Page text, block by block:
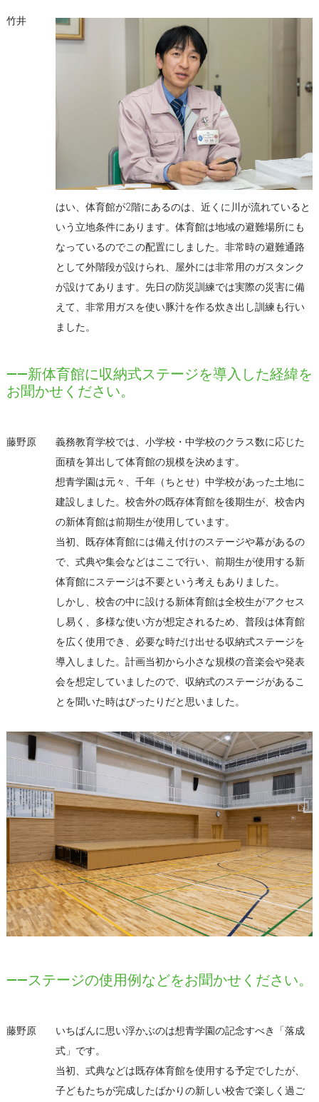
竹井
はい、体育館が2階にあるのは、近くに川が流れていると
いう立地条件にあります。体育館は地域の避難場所にも
なっているのでこの配置にしました。非常時の避難通路
として外階段が設けられ、屋外には非常用のガスタンク
が設けてあります。先日の防災訓練では実際の災害に備
えて、非常用ガスを使い豚汁を作る炊き出し訓練も行い
ました。
――新体育館に収納式ステージを導入した経緯を
お聞かせください。
藤野原
義務教育学校では、小学校・中学校のクラス数に応じた
面積を算出して体育館の規模を決めます。
想青学園は元々、千年（ちとせ）中学校があった土地に
建設しました。校舎外の既存体育館を後期生が、校舎内
の新体育館は前期生が使用しています。
当初、既存体育館には備え付けのステージや幕があるの
で、式典や集会などはここで行い、前期生が使用する新
体育館にステージは不要という考えもありました。
しかし、校舎の中に設ける新体育館は全校生がアクセス
し易く、多様な使い方が想定されるため、普段は体育館
を広く使用でき、必要な時だけ出せる収納式ステージを
導入しました。計画当初から小さな規模の音楽会や発表
会を想定していましたので、収納式のステージがあるこ
とを聞いた時はぴったりだと思いました。
――ステージの使用例などをお聞かせください。
藤野原
いちばんに思い浮かぶのは想青学園の記念すべき「落成
式」です。
当初、式典などは既存体育館を使用する予定でしたが、
子どもたちが完成したばかりの新しい校舎で楽しく過ご